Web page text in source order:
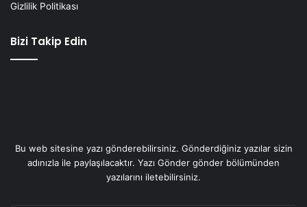
Gizlilik Politikası
Bizi Takip Edin
Bu web sitesine yazı gönderebilirsiniz. Gönderdiğiniz yazılar sizin
adınızla ile paylaşılacaktır. Yazı Gönder gönder bölümünden
yazılarını iletebilirsiniz.